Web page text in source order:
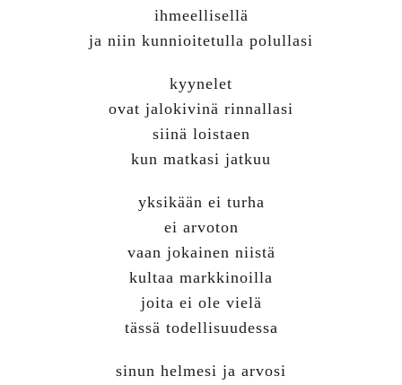
ihmeellisellä
ja niin kunnioitetulla polullasi
kyynelet
ovat jalokivinä rinnallasi
siinä loistaen
kun matkasi jatkuu
yksikään ei turha
ei arvoton
vaan jokainen niistä
kultaa markkinoilla
joita ei ole vielä
tässä todellisuudessa
sinun helmesi ja arvosi